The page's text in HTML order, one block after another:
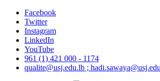
Facebook
Twitter
Instagram
LinkedIn
YouTube
961 (1) 421 000 - 1174
qualite@usj.edu.lb ;